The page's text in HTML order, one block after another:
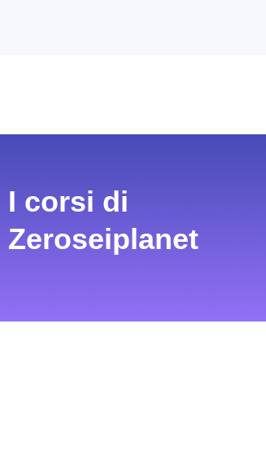
I corsi di
Zeroseiplanet